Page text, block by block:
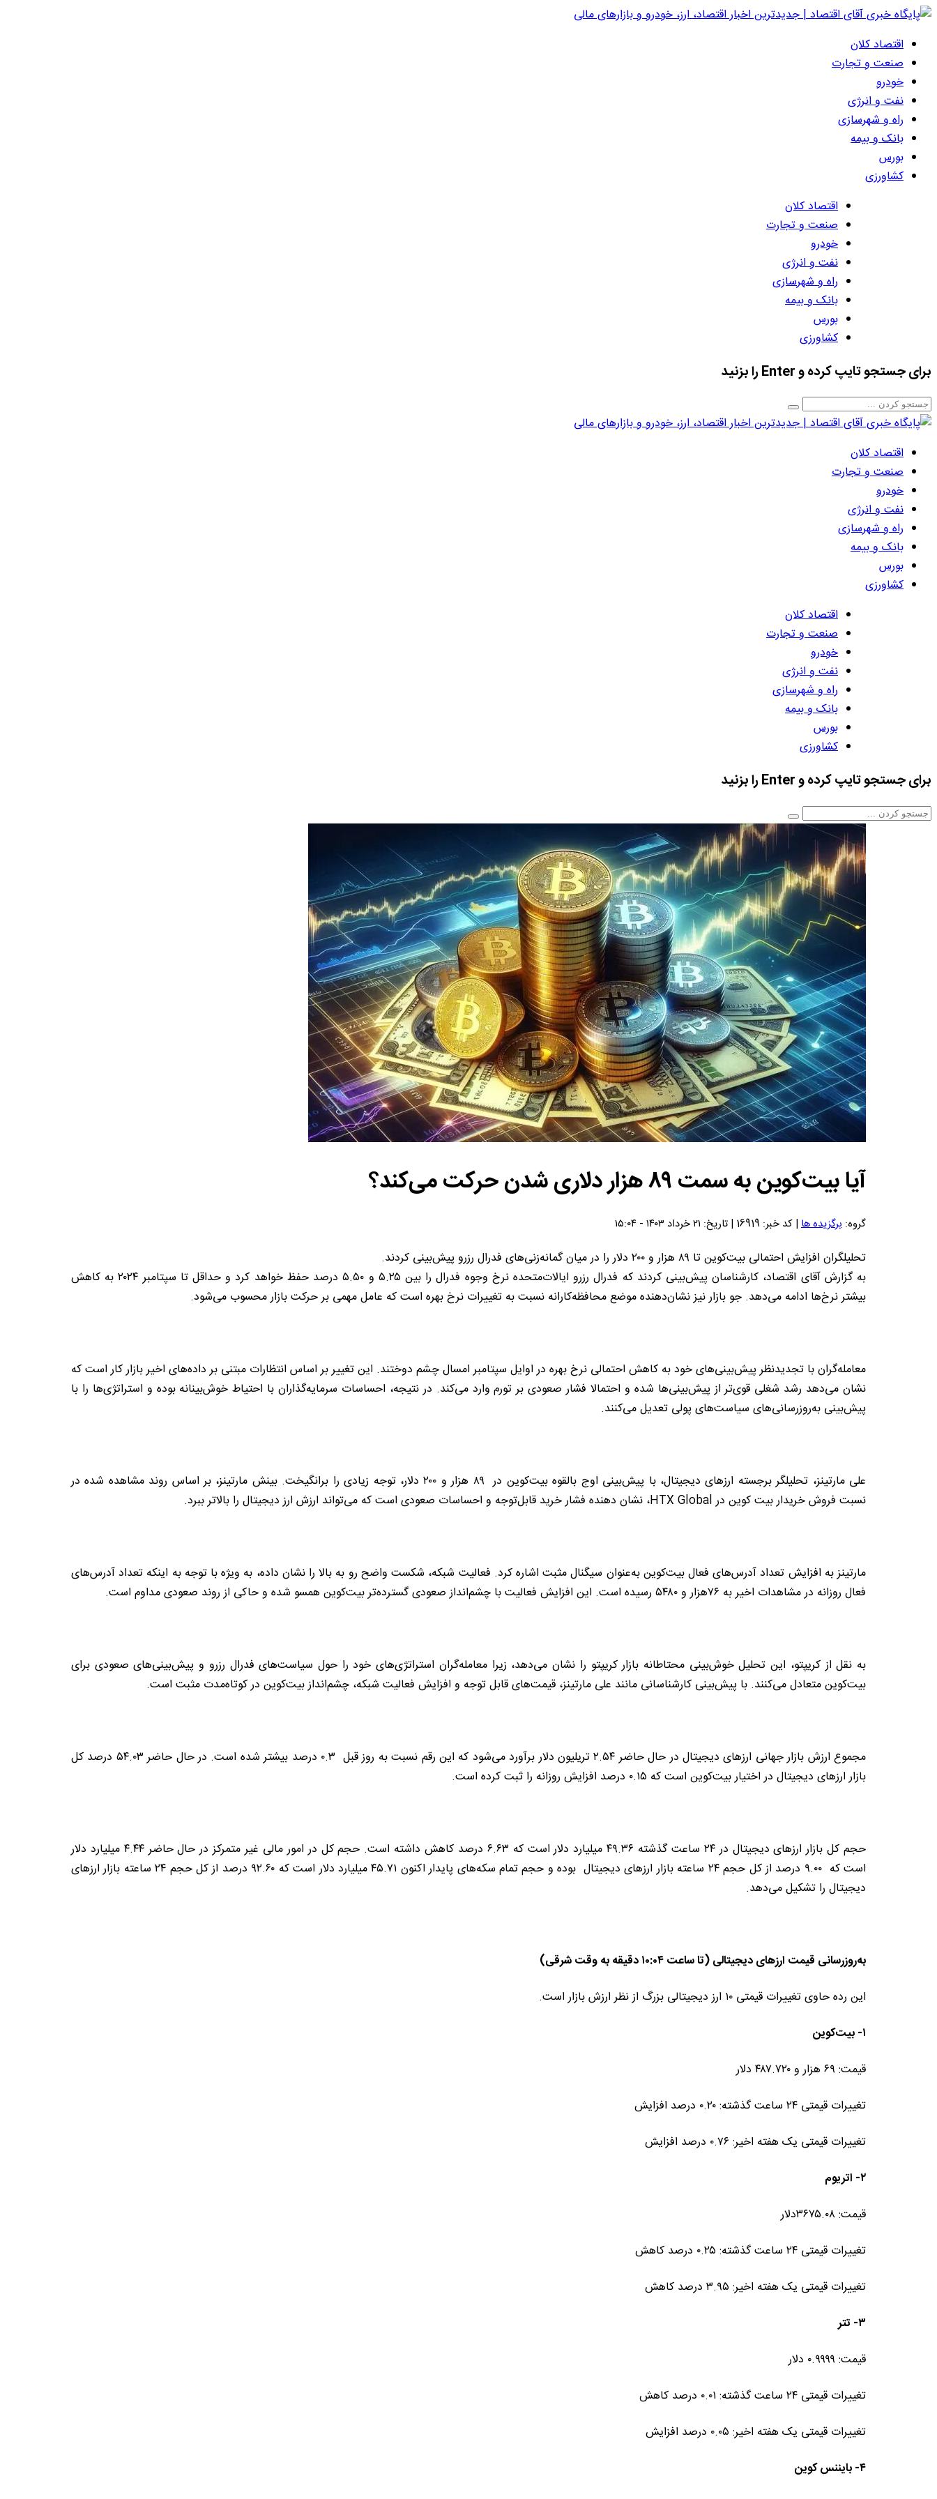
اقتصاد کلان
صنعت و تجارت
خودرو
نفت و انرژی
راه و شهرسازی
بانک و بیمه
بورس
کشاورزی
اقتصاد کلان
صنعت و تجارت
خودرو
نفت و انرژی
راه و شهرسازی
بانک و بیمه
بورس
کشاورزی
برای جستجو تایپ کرده و Enter را بزنید
اقتصاد کلان
صنعت و تجارت
خودرو
نفت و انرژی
راه و شهرسازی
بانک و بیمه
بورس
کشاورزی
اقتصاد کلان
صنعت و تجارت
خودرو
نفت و انرژی
راه و شهرسازی
بانک و بیمه
بورس
کشاورزی
برای جستجو تایپ کرده و Enter را بزنید
آیا بیت‌کوین به سمت ۸۹ هزار دلاری شدن حرکت می‌کند؟
گروه: برگزیده ها | کد خبر: 16919 | تاریخ: ۲۱ خرداد ۱۴۰۳ - ۱۵:۰۴
تحلیلگران افزایش احتمالی بیت‌کوین تا ۸۹ هزار و ۲۰۰ دلار را در میان گمانه‌زنی‌های فدرال رزرو پیش‌بینی کردند.
به گزارش آقای اقتصاد، کارشناسان پیش‌بینی کردند که فدرال رزرو ایالات‌متحده نرخ وجوه فدرال را بین ۵.۲۵ و ۵.۵۰ درصد حفظ خواهد کرد و حداقل تا سپتامبر ۲۰۲۴ به کاهش
بیشتر نرخ‌ها ادامه می‌دهد. جو بازار نیز نشان‌دهنده موضع محافظه‌کارانه نسبت به تغییرات نرخ بهره است که عامل مهمی بر حرکت بازار محسوب می‌شود.
معامله‌گران با تجدیدنظر پیش‌بینی‌های خود به کاهش احتمالی نرخ بهره در اوایل سپتامبر امسال چشم دوختند. این تغییر بر اساس انتظارات مبتنی بر داده‌های اخیر بازار کار است که
نشان می‌دهد رشد شغلی قوی‌تر از پیش‌بینی‌ها شده و احتمالا فشار صعودی بر تورم وارد می‌کند. در نتیجه، احساسات سرمایه‌گذاران با احتیاط خوش‌بینانه بوده و استراتژی‌ها را با
پیش‌بینی به‌روزرسانی‌های سیاست‌های پولی تعدیل می‌کنند.
علی مارتینز، تحلیلگر برجسته ارزهای دیجیتال، با پیش‌بینی اوج بالقوه بیت‌کوین در ۸۹ هزار و ۲۰۰ دلار، توجه زیادی را برانگیخت. بینش مارتینز، بر اساس روند مشاهده شده در
نسبت فروش خریدار بیت کوین در HTX Global، نشان دهنده فشار خرید قابل‌توجه و احساسات صعودی است که می‌تواند ارزش ارز دیجیتال را بالاتر ببرد.
مارتینز به افزایش تعداد آدرس‌های فعال بیت‌کوین به‌عنوان سیگنال مثبت اشاره کرد. فعالیت شبکه، شکست واضح رو به بالا را نشان داده، به ویژه با توجه به اینکه تعداد آدرس‌های
فعال روزانه در مشاهدات اخیر به ۷۶هزار و ۵۴۸۰ رسیده است. این افزایش فعالیت با چشم‌انداز صعودی گسترده‌تر بیت‌کوین همسو شده و حاکی از روند صعودی مداوم است.
به نقل از کریپتو، این تحلیل خوش‌بینی محتاطانه‌ بازار کریپتو را نشان می‌دهد، زیرا معامله‌گران استراتژی‌های خود را حول سیاست‌های فدرال رزرو و پیش‌بینی‌های صعودی برای
بیت‌کوین متعادل می‌کنند. با پیش‌بینی کارشناسانی مانند علی مارتینز، قیمت‌های قابل توجه و افزایش فعالیت شبکه، چشم‌انداز بیت‌کوین در کوتاه‌مدت مثبت است.
مجموع ارزش بازار جهانی ارزهای دیجیتال در حال حاضر ۲.۵۴ تریلیون دلار برآورد می‌شود که این رقم نسبت به روز قبل ۰.۳ درصد بیشتر شده است. در حال حاضر ۵۴.۰۳ درصد کل
بازار ارزهای دیجیتال در اختیار بیت‌کوین است که ۰.۱۵ درصد افزایش روزانه را ثبت کرده است.
حجم کل بازار ارزهای دیجیتال در ۲۴ ساعت گذشته ۴۹.۳۶ میلیارد دلار است که ۶.۶۳ درصد کاهش داشته است. حجم کل در امور مالی غیر متمرکز در حال حاضر ۴.۴۴ میلیارد دلار
است که ۹.۰۰ درصد از کل حجم ۲۴ ساعته بازار ارزهای دیجیتال بوده و حجم تمام سکه‌های پایدار اکنون ۴۵.۷۱ میلیارد دلار است که ۹۲.۶۰ درصد از کل حجم ۲۴ ساعته بازار ارزهای
دیجیتال را تشکیل می‌دهد.
به‌روزرسانی قیمت ارزهای دیجیتالی (تا ساعت ۱۰:۰۴ دقیقه به وقت شرقی)
این رده حاوی تغییرات قیمتی ۱۰ ارز دیجیتالی بزرگ از نظر ارزش بازار است.
۱- بیت‌کوین
قیمت: ۶۹ هزار و ۴۸۷.۷۲۰ دلار
تغییرات قیمتی ۲۴ ساعت گذشته: ۰.۲۰ درصد افزایش
تغییرات قیمتی یک هفته اخیر: ۰.۷۶ درصد افزایش
۲- اتریوم
قیمت: ۳۶۷۵.۰۸دلار
تغییرات قیمتی ۲۴ ساعت گذشته: ۰.۲۵ درصد کاهش
تغییرات قیمتی یک هفته اخیر: ۳.۹۵ درصد کاهش
۳- تتر
قیمت: ۰.۹۹۹۹ دلار
تغییرات قیمتی ۲۴ ساعت گذشته: ۰.۰۱ درصد کاهش
تغییرات قیمتی یک هفته اخیر: ۰.۰۵ درصد افزایش
۴- بایننس کوین